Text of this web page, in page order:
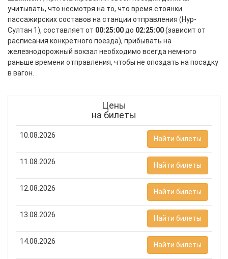
учитывать, что несмотря на то, что время стоянки
пассажирских составов на станции отправления (Нур-
Султан 1), составляет от 00:25:00 до 02:25:00(зависит от
расписания конкретного поезда), прибывать на
железнодорожный вокзал необходимо всегда немного
раньше времени отправления, чтобы не опоздать на посадку
в вагон.
Цены
на билеты
10.08.2026 Найти билеты
11.08.2026 Найти билеты
12.08.2026 Найти билеты
13.08.2026 Найти билеты
14.08.2026 Найти билеты